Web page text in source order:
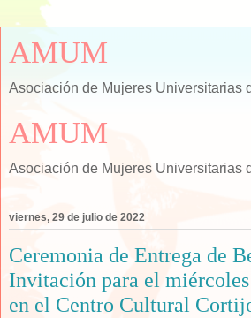
AMUM
Asociación de Mujeres Universitarias
AMUM
Asociación de Mujeres Universitarias
viernes, 29 de julio de 2022
Ceremonia de Entrega de
Invitación para el
en el Centro Cultural